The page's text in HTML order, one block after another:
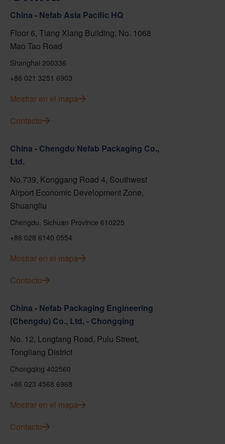
China - Nefab Asia Pacific HQ
Floor 6, Tiang Xlang Building, No. 1068
Mao Tao Road
Shanghai 200336
+86 021 3251 6903
Mostrar en el mapa
Contacto
China - Chengdu Nefab Packaging Co.,
Ltd.
No.739, Konggang Road 4, Southwest
Airport Economic Development Zone,
Shuangliu
Chengdu, Sichuan Province 610225
+86 028 6140 0554
Mostrar en el mapa
Contacto
China - Nefab Packaging Engineering
(Chengdu) Co., Ltd. - Chongqing
No. 12, Longtang Road, Pulu Street,
Tongliang District
Chongqing 402560
+86 023 4568 6968
Mostrar en el mapa
Contacto